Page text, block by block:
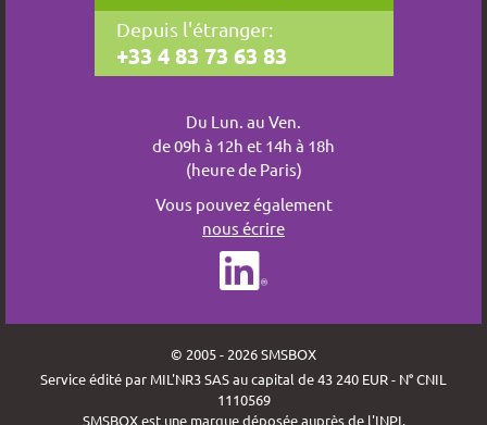
Depuis l'étranger:
+33 4 83 73 63 83
Du Lun. au Ven.
de 09h à 12h et 14h à 18h
(heure de Paris)
Vous pouvez également
nous écrire
© 2005 - 2026 SMSBOX
Service édité par MIL'NR3 SAS au capital de 43 240 EUR - N° CNIL
1110569
SMSBOX est une marque déposée auprès de l'INPI.